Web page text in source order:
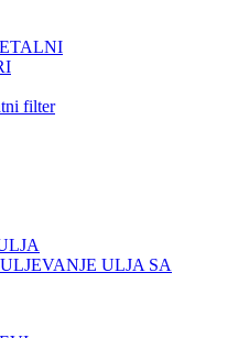
filter
ULJA SA